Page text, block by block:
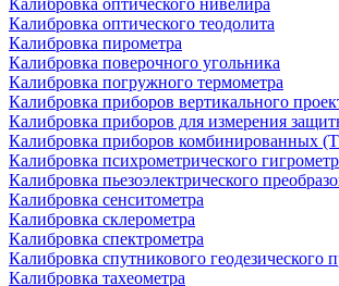
Калибровка оптического нивелира
Калибровка оптического теодолита
Калибровка пирометра
Калибровка поверочного угольника
Калибровка погружного термометра
Калибровка приборов вертикального
Калибровка приборов для измерения
Калибровка приборов
Калибровка психрометрического
Калибровка пьезоэлектрического
Калибровка сенситометра
Калибровка склерометра
Калибровка спектрометра
Калибровка спутникового геодезического
Калибровка тахеометра